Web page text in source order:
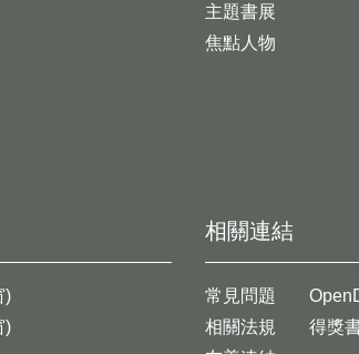
主題書展
焦點人物
)
)
相關連結
常見問題
相關法規
得獎